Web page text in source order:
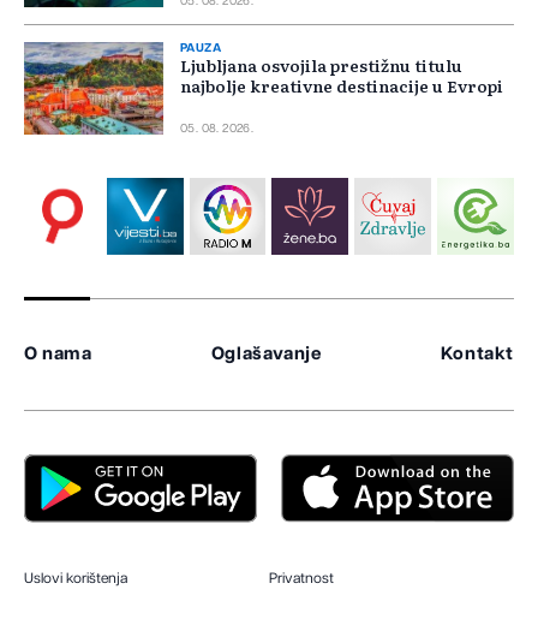
PAUZA
Ljubljana osvojila prestižnu titulu
najbolje kreativne destinacije u Evropi
05. 08. 2026.
O nama Oglašavanje Kontakt
Uslovi korištenja Privatnost